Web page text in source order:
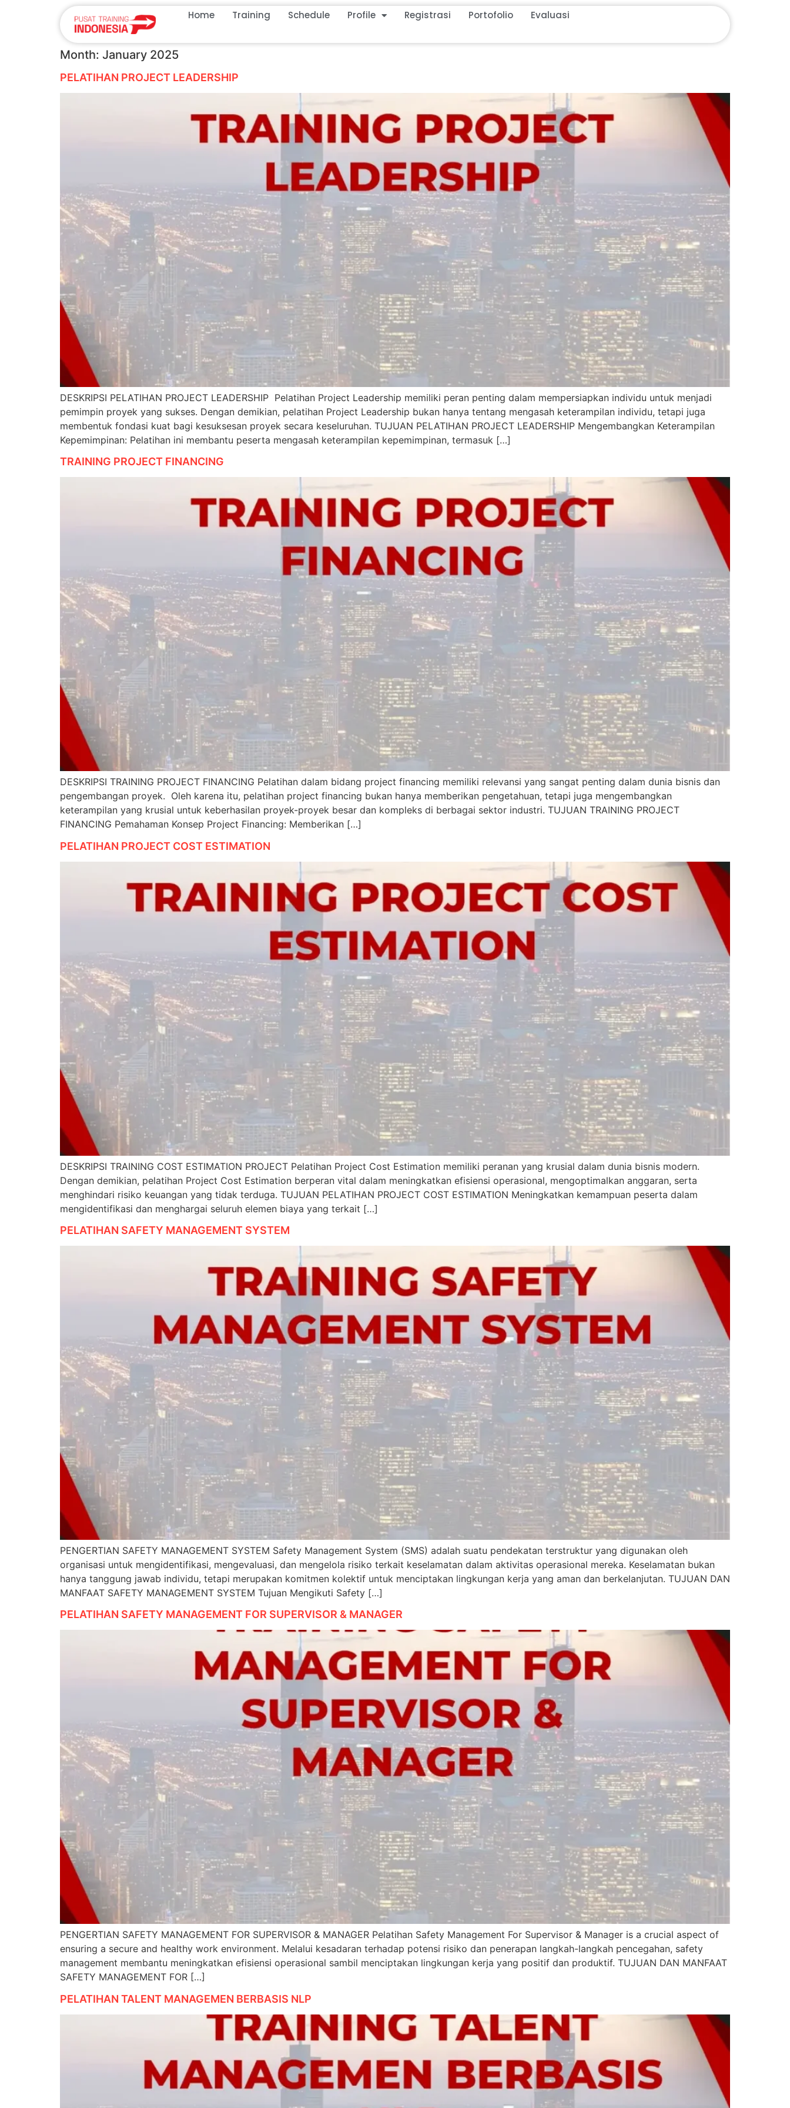
Home Training Schedule Profile Registrasi Portofolio Evaluasi
Month: January 2025
PELATIHAN PROJECT LEADERSHIP
DESKRIPSI PELATIHAN PROJECT LEADERSHIP Pelatihan Project Leadership memiliki peran penting dalam mempersiapkan individu untuk menjadi
pemimpin proyek yang sukses. Dengan demikian, pelatihan Project Leadership bukan hanya tentang mengasah keterampilan individu, tetapi juga
membentuk fondasi kuat bagi kesuksesan proyek secara keseluruhan. TUJUAN PELATIHAN PROJECT LEADERSHIP Mengembangkan Keterampilan
Kepemimpinan: Pelatihan ini membantu peserta mengasah keterampilan kepemimpinan, termasuk […]
TRAINING PROJECT FINANCING
DESKRIPSI TRAINING PROJECT FINANCING Pelatihan dalam bidang project financing memiliki relevansi yang sangat penting dalam dunia bisnis dan
pengembangan proyek. Oleh karena itu, pelatihan project financing bukan hanya memberikan pengetahuan, tetapi juga mengembangkan
keterampilan yang krusial untuk keberhasilan proyek-proyek besar dan kompleks di berbagai sektor industri. TUJUAN TRAINING PROJECT
FINANCING Pemahaman Konsep Project Financing: Memberikan […]
PELATIHAN PROJECT COST ESTIMATION
DESKRIPSI TRAINING COST ESTIMATION PROJECT Pelatihan Project Cost Estimation memiliki peranan yang krusial dalam dunia bisnis modern.
Dengan demikian, pelatihan Project Cost Estimation berperan vital dalam meningkatkan efisiensi operasional, mengoptimalkan anggaran, serta
menghindari risiko keuangan yang tidak terduga. TUJUAN PELATIHAN PROJECT COST ESTIMATION Meningkatkan kemampuan peserta dalam
mengidentifikasi dan menghargai seluruh elemen biaya yang terkait […]
PELATIHAN SAFETY MANAGEMENT SYSTEM
PENGERTIAN SAFETY MANAGEMENT SYSTEM Safety Management System (SMS) adalah suatu pendekatan terstruktur yang digunakan oleh
organisasi untuk mengidentifikasi, mengevaluasi, dan mengelola risiko terkait keselamatan dalam aktivitas operasional mereka. Keselamatan bukan
hanya tanggung jawab individu, tetapi merupakan komitmen kolektif untuk menciptakan lingkungan kerja yang aman dan berkelanjutan. TUJUAN DAN
MANFAAT SAFETY MANAGEMENT SYSTEM Tujuan Mengikuti Safety […]
PELATIHAN SAFETY MANAGEMENT FOR SUPERVISOR & MANAGER
PENGERTIAN SAFETY MANAGEMENT FOR SUPERVISOR & MANAGER Pelatihan Safety Management For Supervisor & Manager is a crucial aspect of
ensuring a secure and healthy work environment. Melalui kesadaran terhadap potensi risiko dan penerapan langkah-langkah pencegahan, safety
management membantu meningkatkan efisiensi operasional sambil menciptakan lingkungan kerja yang positif dan produktif. TUJUAN DAN MANFAAT
SAFETY MANAGEMENT FOR […]
PELATIHAN TALENT MANAGEMEN BERBASIS NLP